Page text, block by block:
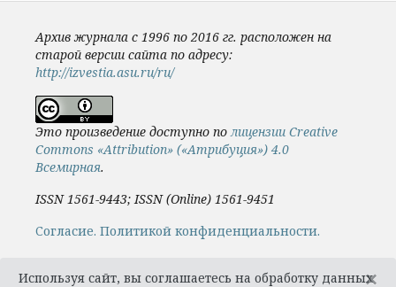
Архив журнала с 1996 по 2016 гг. расположен на
старой версии сайта по адресу:
http://izvestia.asu.ru/ru/
Это произведение доступно полицензии Creative
Commons «Attribution» («Атрибуция») 4.0
Всемирная.
ISSN 1561-9443; ISSN (Online) 1561-9451
Cогласие. Политикой конфиденциальности.
Используя сайт, вы соглашаетесь на обработку данных
×